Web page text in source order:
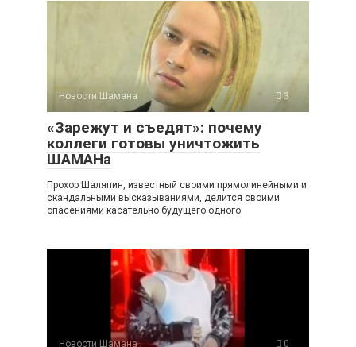
Новости Шамана 3
«Зарежут и съедят»: почему
коллеги готовы уничтожить
ШАМАНа
Прохор Шаляпин, известный своими прямолинейными и
скандальными высказываниями, делится своими
опасениями касательно будущего одного
Новости Шамана 0